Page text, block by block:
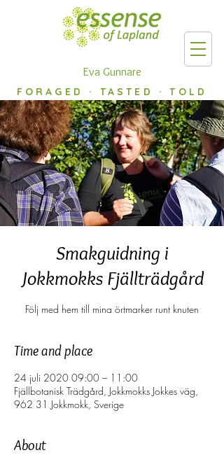
Eva Gunnare
FORAGED · TASTED · TOLD
Smakguidning i
Jokkmokks Fjällträdgård
Följ med hem till mina örtmarker runt knuten
Time and place
24 juli 2020 09:00 – 11:00
Fjällbotanisk Trädgård, Jokkmokks Jokkes väg,
962 31 Jokkmokk, Sverige
About